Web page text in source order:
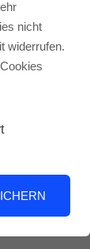
nicht
widerrufen.